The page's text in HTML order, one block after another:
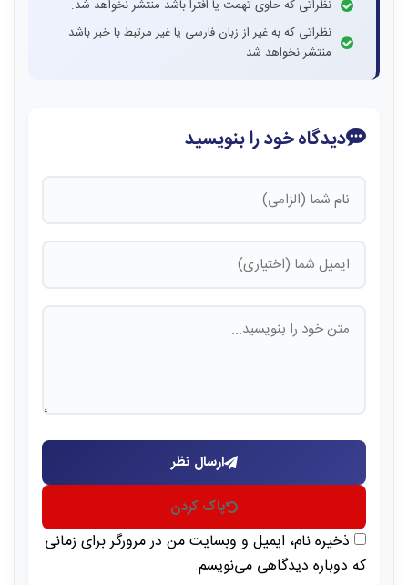
نظراتی که حاوی تهمت یا افترا باشد منتشر نخواهد شد.
نظراتی که به غیر از زبان فارسی یا غیر مرتبط با خبر باشد
منتشر نخواهد شد.
دیدگاه خود را بنویسید
ارسال نظر
پاک کردن
ذخیره نام، ایمیل و وبسایت من در مرورگر برای زمانی
که دوباره دیدگاهی می‌نویسم.